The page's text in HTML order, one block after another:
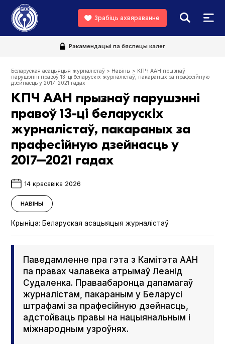
Зрабіць ахвяраванне
Рэкамендацыі па бяспецы калег
Беларуская асацыяцыя журналістаў > Навіны > КПЧ ААН прызнаў
парушэнні правоў 13-ці беларускіх журналістаў, пакараных за прафесійную
дзейнасць у 2017–2021 гадах
КПЧ ААН прызнаў парушэнні
правоў 13-ці беларускіх
журналістаў, пакараных за
прафесійную дзейнасць у
2017–2021 гадах
14 красавіка 2026
НАВІНЫ
Крыніца: Беларуская асацыяцыя журналістаў
Паведамленне пра гэта з Камітэта ААН
па правах чалавека атрымаў Леанід
Судаленка. Праваабаронца дапамагаў
журналістам, пакараным у Беларусі
штрафамі за прафесійную дзейнасць,
адстойваць правы на нацыянальным і
міжнародным узроўнях.